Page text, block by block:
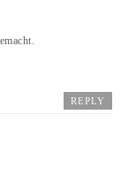
REPLY